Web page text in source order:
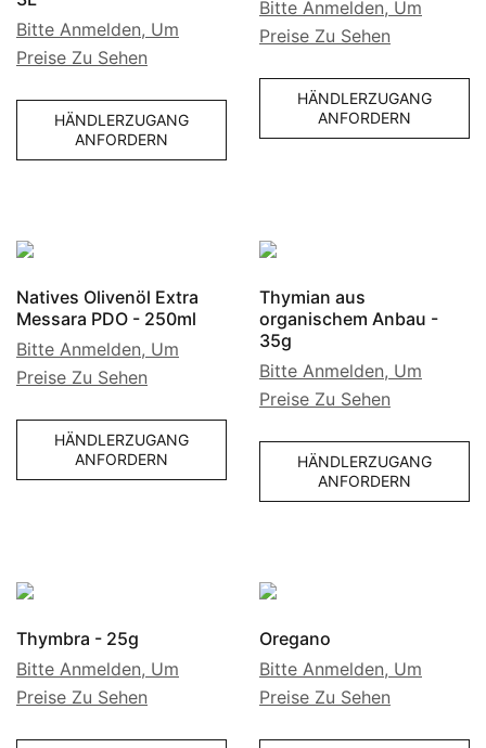
Bitte Anmelden, Um
Preise Zu Sehen
HÄNDLERZUGANG
ANFORDERN
Bitte Anmelden, Um
Preise Zu Sehen
HÄNDLERZUGANG
ANFORDERN
Natives Olivenöl Extra
Messara PDO - 250ml
Bitte Anmelden, Um
Preise Zu Sehen
HÄNDLERZUGANG
ANFORDERN
Thymian aus
organischem Anbau -
35g
Bitte Anmelden, Um
Preise Zu Sehen
HÄNDLERZUGANG
ANFORDERN
Thymbra - 25g
Bitte Anmelden, Um
Preise Zu Sehen
Oregano
Bitte Anmelden, Um
Preise Zu Sehen